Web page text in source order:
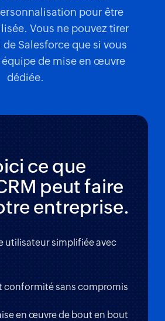
pour être
Vous ne pouvez tirer
Salesforce que si vous
de mise en œuvre
dédiée.
ce que
peut faire
entreprise.
utilisateur simplifiée avec
conformité sans compromis
en œuvre de bout en bout